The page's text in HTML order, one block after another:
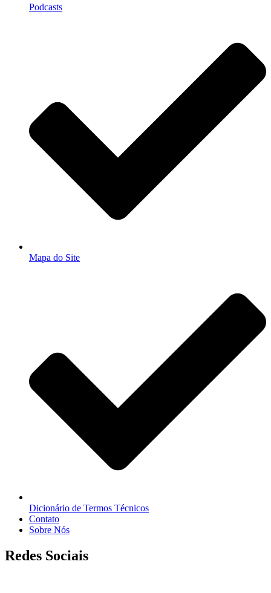
Podcasts
Mapa do Site
Dicionário de Termos Técnicos
Contato
Sobre Nós
Redes Sociais